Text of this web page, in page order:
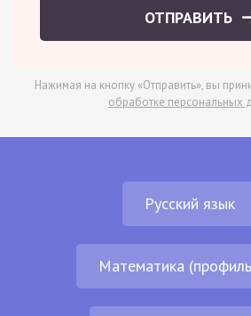
ОТПРАВИТЬ
Нажимая на кнопку «Отправить», вы
обработке персональных
Русский язык
Математика